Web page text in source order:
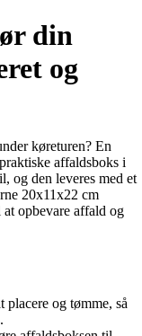
din
og
køreturen? En
affaldsboks i
og den leveres med et
20x11x22 cm
opbevare affald og
placere og tømme, så